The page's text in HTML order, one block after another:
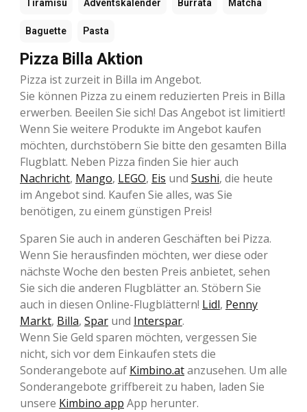
Tiramisu Adventskalender Burrata Matcha
Baguette Pasta
Pizza Billa Aktion
Pizza ist zurzeit in Billa im Angebot.
Sie können Pizza zu einem reduzierten Preis in Billa
erwerben. Beeilen Sie sich! Das Angebot ist limitiert!
Wenn Sie weitere Produkte im Angebot kaufen
möchten, durchstöbern Sie bitte den gesamten Billa
Flugblatt. Neben Pizza finden Sie hier auch
Nachricht, Mango, LEGO, Eis und Sushi, die heute
im Angebot sind. Kaufen Sie alles, was Sie
benötigen, zu einem günstigen Preis!
Sparen Sie auch in anderen Geschäften bei Pizza.
Wenn Sie herausfinden möchten, wer diese oder
nächste Woche den besten Preis anbietet, sehen
Sie sich die anderen Flugblätter an. Stöbern Sie
auch in diesen Online-Flugblättern! Lidl, Penny
Markt, Billa, Spar und Interspar.
Wenn Sie Geld sparen möchten, vergessen Sie
nicht, sich vor dem Einkaufen stets die
Sonderangebote auf Kimbino.atanzusehen. Um alle
Sonderangebote griffbereit zu haben, laden Sie
unsere Kimbino app App herunter.